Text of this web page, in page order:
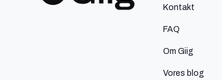
Kontakt
FAQ
Om Giig
Vores blog